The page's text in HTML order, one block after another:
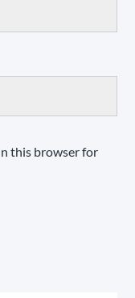
this browser for